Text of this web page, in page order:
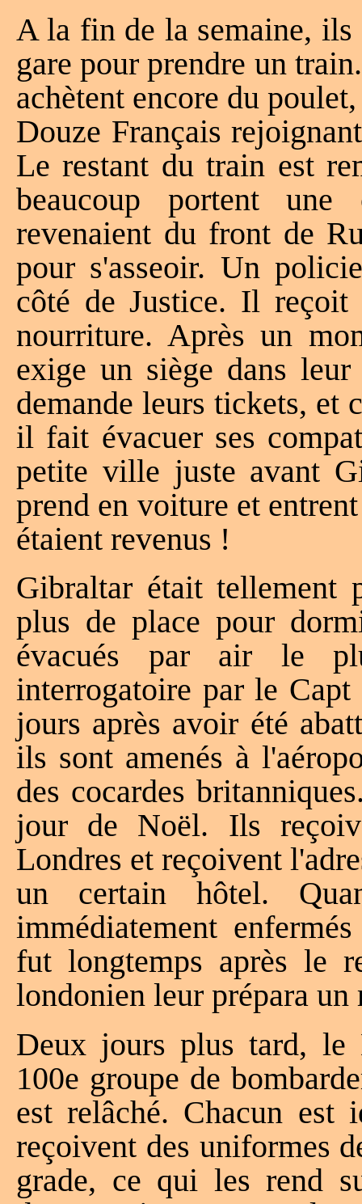
A la fin de la semaine, ils
gare pour prendre un
achètent encore du
Douze Français
Le restant du train est
beaucoup portent
revenaient du front de
pour s'asseoir. Un
côté de Justice. Il
nourriture. Après un
exige un siège dans
demande leurs tickets, et
il fait évacuer ses
petite ville juste avant
prend en voiture et
étaient revenus !
Gibraltar était tellement
plus de place pour
évacués par air le
interrogatoire par le
jours après avoir été
ils sont amenés à
des cocardes
jour de Noël. Ils
Londres et reçoivent
un certain hôtel.
immédiatement
fut longtemps après le
londonien leur prépara un
Deux jours plus tard, le
100e groupe de
est relâché. Chacun
reçoivent des uniformes
grade, ce qui les rend